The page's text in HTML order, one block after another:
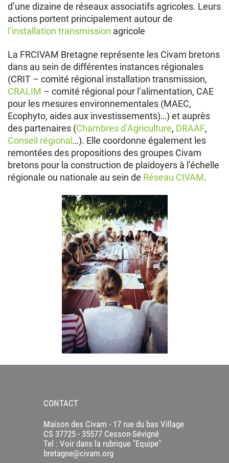
d’une dizaine de réseaux associatifs agricoles. Leurs
actions portent principalement autour de
l’installation transmission agricole
La FRCIVAM Bretagne représente les Civam bretons
dans au sein de différentes instances régionales
(CRIT – comité régional installation transmission,
CRALIM – comité régional pour l’alimentation, CAE
pour les mesures environnementales (MAEC,
Ecophyto, aides aux investissements)…) et auprès
des partenaires (Chambres d’Agriculture, DRAAF,
Conseil régional…). Elle coordonne également les
remontées des propositions des groupes Civam
bretons pour la construction de plaidoyers à l’échelle
régionale ou nationale au sein de Réseau CIVAM.
CONTACT
Maison des Civam - 17 rue du bas Village
CS 37725 - 35577 Cesson-Sévigné
Tel : Voir dans la rubrique "Equipe"
bretagne@civam.org